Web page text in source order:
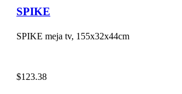
SPIKE
SPIKE meja tv, 155x32x44cm
$123.38